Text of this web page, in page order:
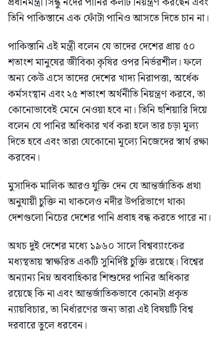
তিনি পাকিস্তানে এক ফোঁটা পানিও আসতে দিতে চান না।
পাকিস্তানি এই মন্ত্রী বলেন যে তাদের দেশের প্রায় ৫০
শতাংশ মানুষের জীবিকা কৃষির ওপর নির্ভরশীল। ফলে
অন্য কেউ এসে তাদের দেশের খাদ্য নিরাপত্তা, অর্ধেক
কর্মসংস্থান এবং ২৫ শতাংশ অর্থনীতি নিয়ন্ত্রণ করবে, তা
কোনোভাবেই মেনে নেওয়া হবে না। তিনি হুশিয়ারি দিয়ে
বলেন যে পানির অধিকার খর্ব করা হলে তার চড়া মূল্য
দিতে হবে এবং তারা যেকোনো মূল্যে নিজেদের স্বার্থ রক্ষা
করবেন।
মুসাদিক মালিক আরও যুক্তি দেন যে আন্তর্জাতিক প্রথা
অনুযায়ী চুক্তি না থাকলেও নদীর উপরিভাগে থাকা
দেশগুলো নিচের দেশের পানি প্রবাহ বন্ধ করতে পারে না।
অথচ দুই দেশের মধ্যে ১৯৬০ সালে বিশ্বব্যাংকের
মধ্যস্থতায় স্বাক্ষরিত একটি সুনির্দিষ্ট চুক্তি রয়েছে। বিশ্বের
অন্যান্য নিম্ন অববাহিকার শিশুদের পানির অধিকার
রয়েছে কি না এবং আন্তর্জাতিকভাবে কোনটা প্রকৃত
ন্যায়বিচার, তা নির্ধারণের জন্য তারা এই বিষয়টি বিশ্ব
দরবারে তুলে ধরবেন।